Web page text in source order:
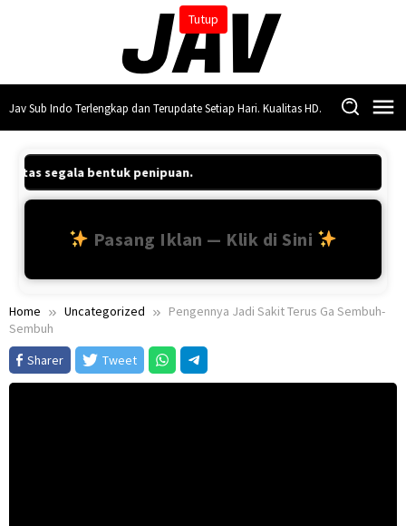
Tutup
Jav Sub Indo Terlengkap dan Terupdate Setiap Hari. Kualitas HD.
segala bentuk penipuan.
Pasang Iklan — Klik di Sini
Home Uncategorized
Pengennya Jadi Sakit Terus Ga Sembuh-
Sembuh
Sharer
Tweet